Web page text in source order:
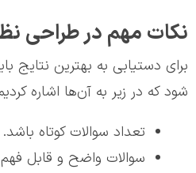
نکات مهم در طراحی
برای دستیابی به بهترین نتایج
شود که در زیر به آن‌ها اشاره
تعداد سوالات کوتاه باشد.
سوالات واضح و قابل